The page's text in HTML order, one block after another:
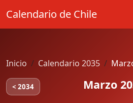
Calendario de Chile
Inicio Calendario 2035
< 2034 Marzo